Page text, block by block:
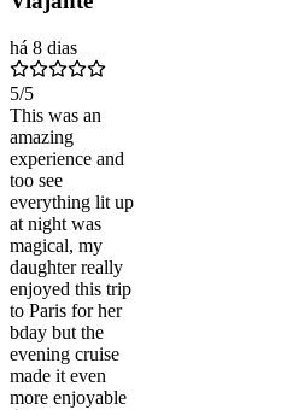
há 8 dias
5/5
This was an
amazing
experience and
too see
everything lit up
at night was
magical, my
daughter really
enjoyed this trip
to Paris for her
bday but the
evening cruise
made it even
more enjoyable